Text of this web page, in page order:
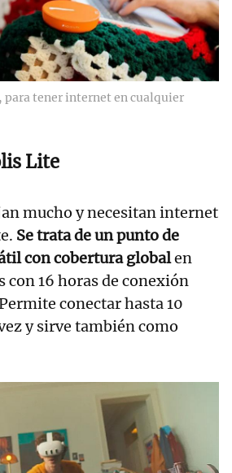
para tener internet en cualquier
Lite
mucho y necesitan internet
Se trata de un punto de
con cobertura globalen
con 16 horas de conexión
conectar hasta 10
y sirve también como